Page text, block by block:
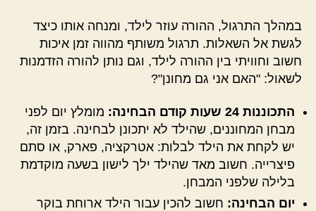
במהלך התרגול, ההורה עוזר לילד, ומנחה אותו כיצד
לגשת אל השאלות. תרגול משותף מהווה זמן איכות
חשוב וחוויתי בין ההורה לילד, וגם נותן להורה הזדמנות
לשאול: "האם אני גם מחונן"?
התכוננות 24 שעות קודם הבחינה:
מומלץ יום לפני
מבחן המחוננים, שהילד לא יתכונן לבחינה. בזמן זה,
יש לקחת את הילד לבלות: אטרקציה, פארק, או סתם
פיצרייה. חשוב מאד שהילד ילך לישון בשעה מוקדמת
בלילה שלפני המבחן.
יום הבחינה: חשוב להכין עבור הילד ארוחת בוקר